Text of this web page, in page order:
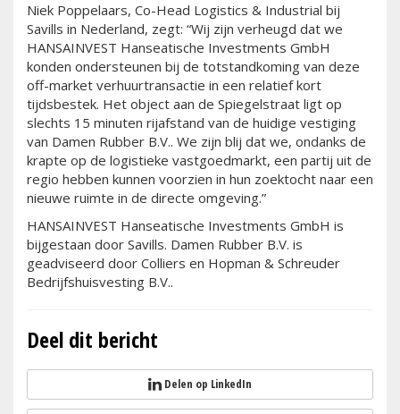
Niek Poppelaars, Co-Head Logistics & Industrial bij
Savills in Nederland, zegt: “Wij zijn verheugd dat we
HANSAINVEST Hanseatische Investments GmbH
konden ondersteunen bij de totstandkoming van deze
off-market verhuurtransactie in een relatief kort
tijdsbestek. Het object aan de Spiegelstraat ligt op
slechts 15 minuten rijafstand van de huidige vestiging
van Damen Rubber B.V.. We zijn blij dat we, ondanks de
krapte op de logistieke vastgoedmarkt, een partij uit de
regio hebben kunnen voorzien in hun zoektocht naar een
nieuwe ruimte in de directe omgeving.”
HANSAINVEST Hanseatische Investments GmbH is
bijgestaan door Savills. Damen Rubber B.V. is
geadviseerd door Colliers en Hopman & Schreuder
Bedrijfshuisvesting B.V..
Deel dit bericht
Delen op LinkedIn